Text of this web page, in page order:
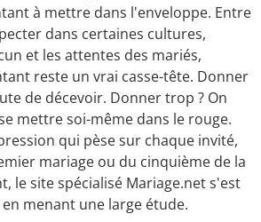
à mettre dans l'enveloppe. Entre
dans certaines cultures,
et les attentes des mariés,
reste un vrai casse-tête. Donner
de décevoir. Donner trop ? On
mettre soi-même dans le rouge.
qui pèse sur chaque invité,
mariage ou du cinquième de la
le site spécialisé Mariage.net s'est
menant une large étude.